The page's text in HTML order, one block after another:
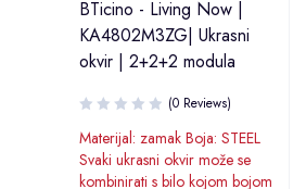
BTicino - Living Now |
KA4802M3ZG| Ukrasni
okvir | 2+2+2 modula
(0 Reviews)
Materijal: zamak Boja: STEEL
Svaki ukrasni okvir može se
kombinirati s bilo kojom bojom